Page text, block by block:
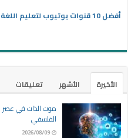
أفضل 10 قنوات يوتيوب لتعليم اللغة العربية للأطفال
الأخيرة الأشهر تعليقات
موت الذات في عصر
الفلسفي
2026/08/09